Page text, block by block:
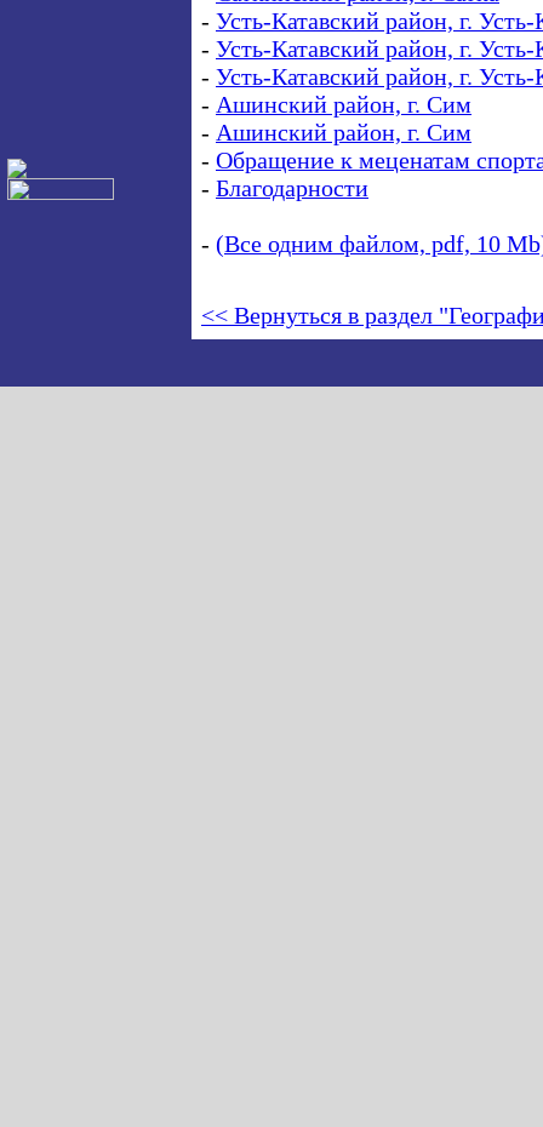
- Усть-Катавский район, г. Усть-
- Усть-Катавский район, г. Усть-
- Усть-Катавский район, г. Усть-
- Ашинский район, г. Сим
- Ашинский район, г. Сим
- Обращение к меценатам
- Благодарности
- (Все одним файлом, pdf, 10
<< Вернуться в раздел